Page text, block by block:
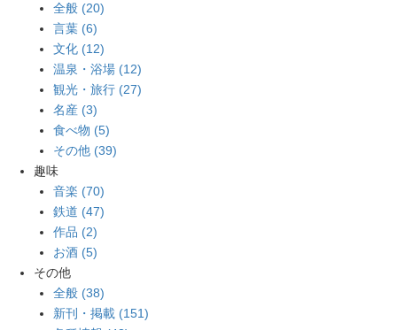
全般 (20)
言葉 (6)
文化 (12)
温泉・浴場 (12)
観光・旅行 (27)
名産 (3)
食べ物 (5)
その他 (39)
趣味
音楽 (70)
鉄道 (47)
作品 (2)
お酒 (5)
その他
全般 (38)
新刊・掲載 (151)